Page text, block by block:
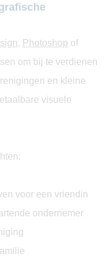
, Photoshop of
om bij te verdienen
en kleine
visuele
voor een vriendin
ondernemer